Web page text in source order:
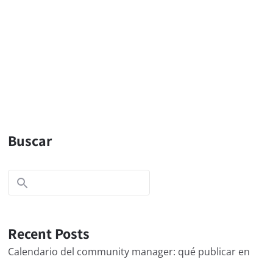
Buscar
Recent Posts
Calendario del community manager: qué publicar en